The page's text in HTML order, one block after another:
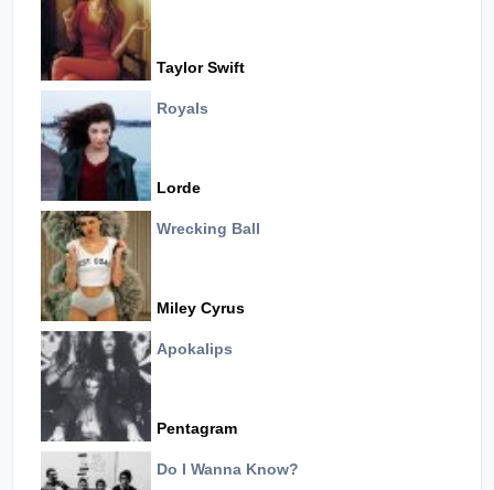
Taylor Swift
Royals
Lorde
Wrecking Ball
Miley Cyrus
Apokalips
Pentagram
Do I Wanna Know?